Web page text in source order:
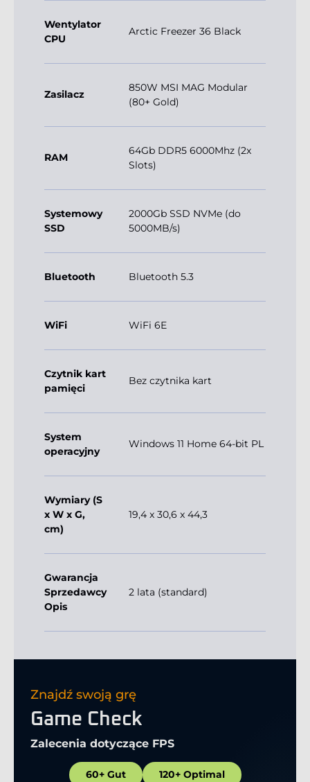
Wentylator
CPU
Arctic Freezer 36 Black
Zasilacz
850W MSI MAG Modular
(80+ Gold)
RAM
64Gb DDR5 6000Mhz (2x
Slots)
Systemowy
SSD
2000Gb SSD NVMe (do
5000MB/s)
Bluetooth Bluetooth 5.3
WiFi WiFi 6E
Czytnik kart
pamięci
Bez czytnika kart
System
operacyjny
Windows 11 Home 64-bit PL
Wymiary (S
x W x G,
cm)
19,4 x 30,6 x 44,3
Gwarancja
Sprzedawcy
Opis
2 lata (standard)
Znajdź swoją grę
Game Check
Zalecenia dotyczące FPS
60+ Gut 120+ Optimal